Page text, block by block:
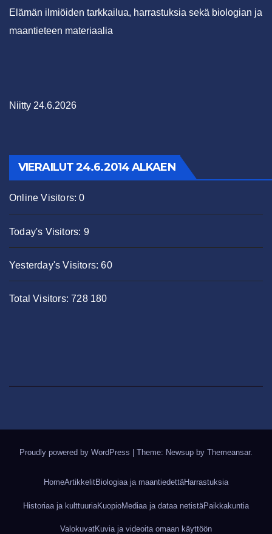
Elämän ilmiöiden tarkkailua, harrastuksia sekä biologian ja
maantieteen materiaalia
Niitty 24.6.2026
VIERAILUT 24.6.2014 ALKAEN
Online Visitors:0
Today's Visitors: 9
Yesterday's Visitors:60
Total Visitors:728 180
Proudly powered by WordPress Theme: Newsup by Themeansar.
HomeArtikkelitBiologiaa ja maantiedettäHarrastuksia
Historiaa ja kulttuuriaKuopioMediaa ja dataa netistäPaikkakuntia
ValokuvatKuvia ja videoita omaan käyttöön